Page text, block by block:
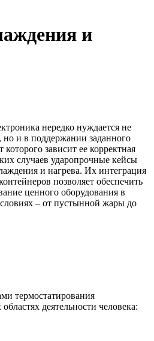
и
нередко нуждается не
но и в поддержании заданного
зависит ее корректная
случаев ударопрочные кейсы
и нагрева. Их интеграция
позволяет обеспечить
ценного оборудования в
– от пустынной жары до
термостатирования
деятельности человека: